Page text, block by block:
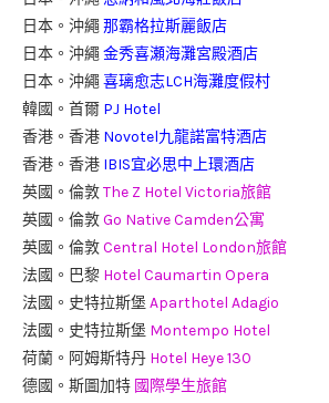
日本。沖繩那霸格拉斯麗飯店
日本。沖繩金秀喜瀬海灘宮殿酒店
日本。沖繩喜璃愈志LCH海灘度假村
韓國。首爾 PJ Hotel
香港。香港 Novotel九龍諾富特酒店
香港。香港 IBIS宜必思中上環酒店
英國。倫敦The Z Hotel Victoria旅館
英國。倫敦Go Native Camden公寓
英國。倫敦Central Hotel London旅館
法國。巴黎 Hotel Caumartin Opera
法國。史特拉斯堡 Aparthotel Adagio
法國。史特拉斯堡 Montempo Hotel
荷蘭。阿姆斯特丹 Hotel Heye 130
德國。斯圖加特 國際學生旅館